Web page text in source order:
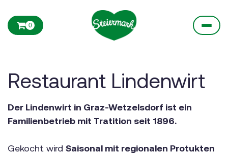
0
Restaurant Lindenwirt
Der Lindenwirt in Graz-Wetzelsdorf ist ein
Familienbetrieb mit Tratition seit 1896.
Gekocht wird Saisonal mit regionalen Protukten